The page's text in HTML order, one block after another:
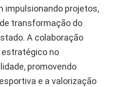
impulsionando projetos,
transformação do
A colaboração
no
promovendo
e a valorização